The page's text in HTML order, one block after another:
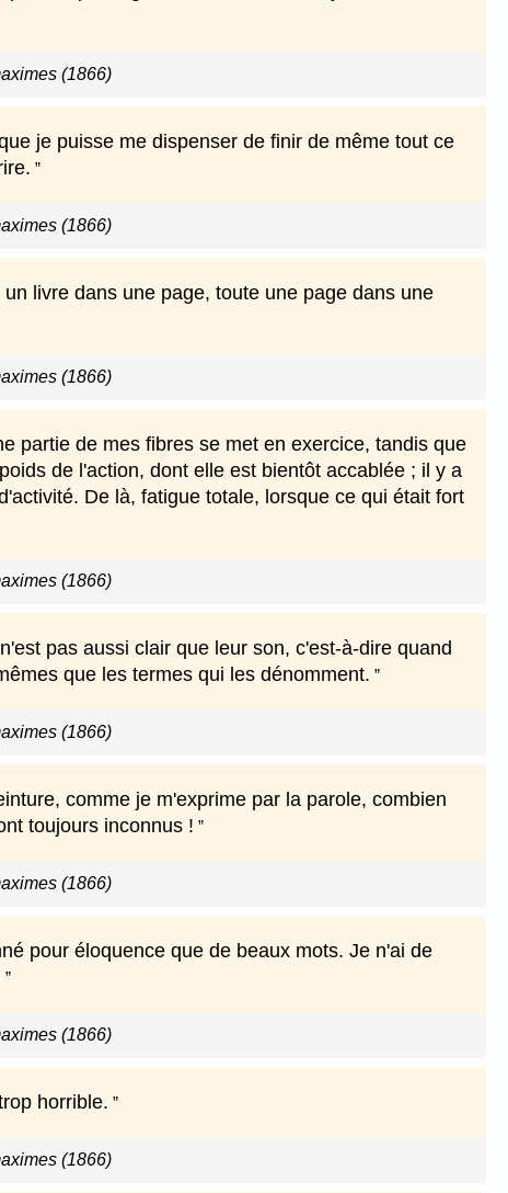
(1866)
je puisse me dispenser de finir de même tout ce
(1866)
livre dans une page, toute une page dans une
(1866)
partie de mes fibres se met en exercice, tandis que
de l'action, dont elle est bientôt accablée ; il y a
De là, fatigue totale, lorsque ce qui était fort
(1866)
pas aussi clair que leur son, c'est-à-dire quand
que les termes qui les dénomment.
(1866)
comme je m'exprime par la parole, combien
toujours inconnus !
(1866)
pour éloquence que de beaux mots. Je n'ai de
(1866)
horrible.
(1866)